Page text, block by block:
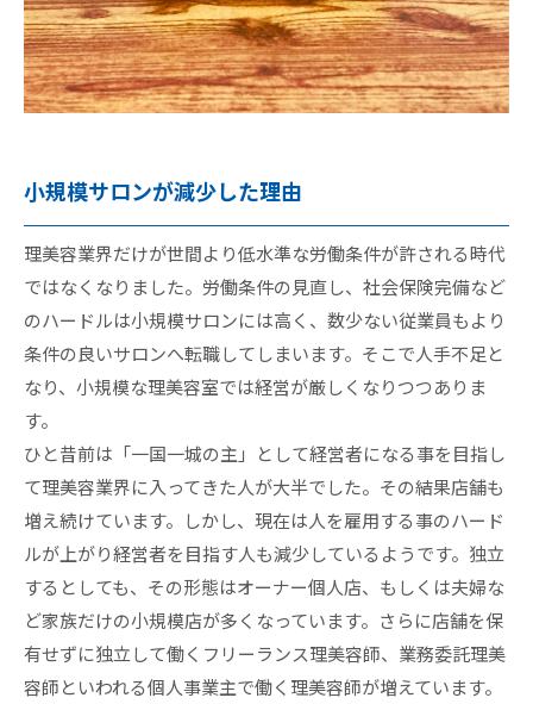
小規模サロンが減少した理由
理美容業界だけが世間より低水準な労働条件が許される時代
ではなくなりました。労働条件の見直し、社会保険完備など
のハードルは小規模サロンには高く、数少ない従業員もより
条件の良いサロンへ転職してしまいます。そこで人手不足と
なり、小規模な理美容室では経営が厳しくなりつつありま
す。
ひと昔前は「一国一城の主」として経営者になる事を目指し
て理美容業界に入ってきた人が大半でした。その結果店舗も
増え続けています。しかし、現在は人を雇用する事のハード
ルが上がり経営者を目指す人も減少しているようです。独立
するとしても、その形態はオーナー個人店、もしくは夫婦な
ど家族だけの小規模店が多くなっています。さらに店舗を保
有せずに独立して働くフリーランス理美容師、業務委託理美
容師といわれる個人事業主で働く理美容師が増えています。